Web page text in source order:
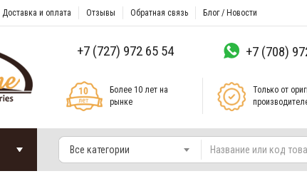
Доставка и оплата Отзывы Обратная связь Блог / Новости
+7 (727) 972 65 54 +7 (708)
Более 10 лет на
рынке
Только от
Все категории